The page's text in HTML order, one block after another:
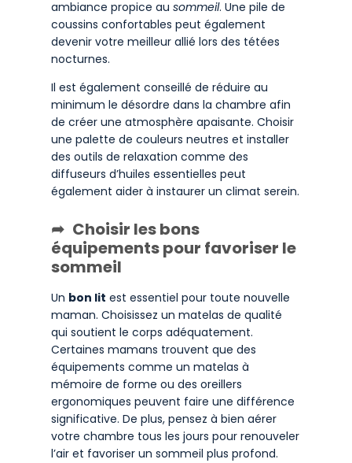
ambiance propice au sommeil. Une pile de
coussins confortables peut également
devenir votre meilleur allié lors des tétées
nocturnes.
Il est également conseillé de réduire au
minimum le désordre dans la chambre afin
de créer une atmosphère apaisante. Choisir
une palette de couleurs neutres et installer
des outils de relaxation comme des
diffuseurs d’huiles essentielles peut
également aider à instaurer un climat serein.
Choisir les bons
équipements pour favoriser le
sommeil
Un bon lit est essentiel pour toute nouvelle
maman. Choisissez un matelas de qualité
qui soutient le corps adéquatement.
Certaines mamans trouvent que des
équipements comme un matelas à
mémoire de forme ou des oreillers
ergonomiques peuvent faire une différence
significative. De plus, pensez à bien aérer
votre chambre tous les jours pour renouveler
l’air et favoriser un sommeil plus profond.